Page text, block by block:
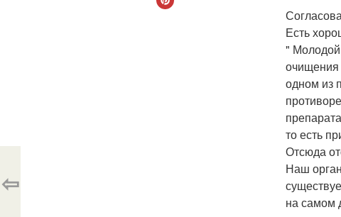
Есть
" Молодой
очищения
одном из
то есть
Отсюда
Наш
на самом
⇦